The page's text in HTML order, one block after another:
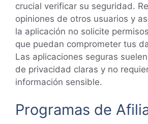
crucial verificar su seguridad.
opiniones de otros usuarios y
la aplicación no solicite
que puedan comprometer tus
Las aplicaciones seguras
de privacidad claras y no
información sensible.
Programas de